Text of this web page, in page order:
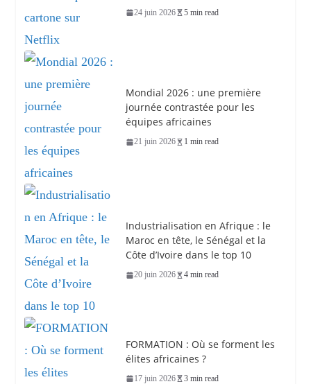
24 juin 2026 5 min read
Mondial 2026 : une première
journée contrastée pour les
équipes africaines
21 juin 2026 1 min read
Industrialisation en Afrique : le
Maroc en tête, le Sénégal et la
Côte d’Ivoire dans le top 10
20 juin 2026 4 min read
FORMATION : Où se forment les
élites africaines ?
17 juin 2026 3 min read